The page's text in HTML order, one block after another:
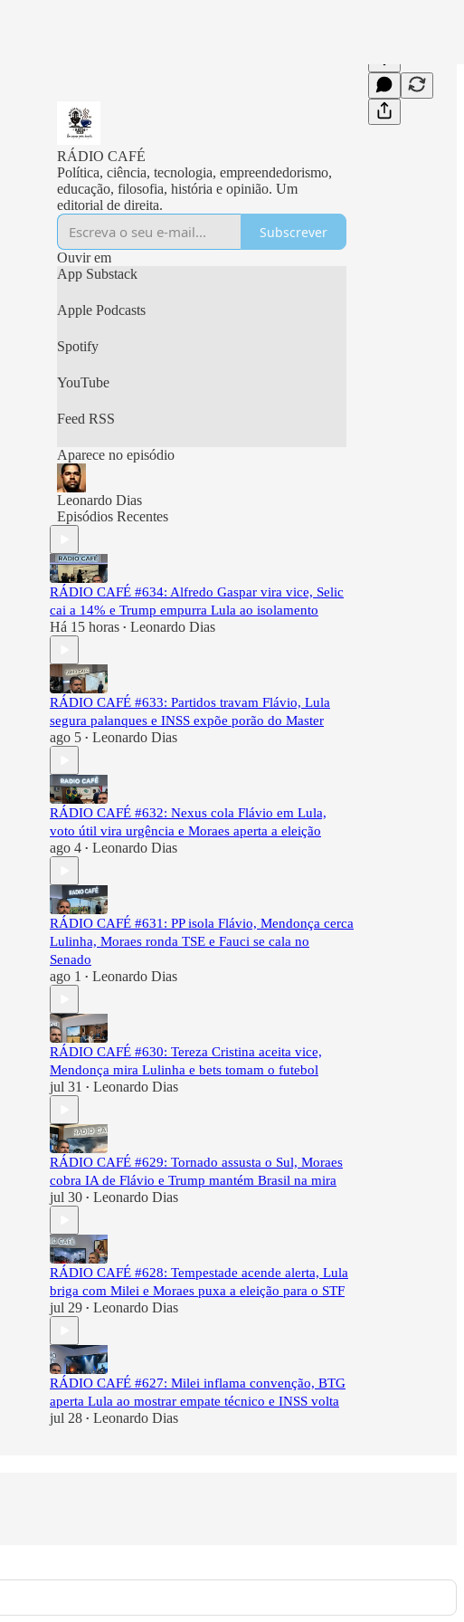
RÁDIO CAFÉ
Política, ciência, tecnologia, empreendedorismo,
educação, filosofia, história e opinião. Um
editorial de direita.
Subscrever
Ouvir em
App Substack
Apple Podcasts
Spotify
YouTube
Feed RSS
Aparece no episódio
Leonardo Dias
Episódios Recentes
RÁDIO CAFÉ #634: Alfredo Gaspar vira vice, Selic
cai a 14% e Trump empurra Lula ao isolamento
Há 15 horas • Leonardo Dias
RÁDIO CAFÉ #633: Partidos travam Flávio, Lula
segura palanques e INSS expõe porão do Master
ago 5 • Leonardo Dias
RÁDIO CAFÉ #632: Nexus cola Flávio em Lula,
voto útil vira urgência e Moraes aperta a eleição
ago 4 • Leonardo Dias
RÁDIO CAFÉ #631: PP isola Flávio, Mendonça cerca
Lulinha, Moraes ronda TSE e Fauci se cala no
Senado
ago 1 • Leonardo Dias
RÁDIO CAFÉ #630: Tereza Cristina aceita vice,
Mendonça mira Lulinha e bets tomam o futebol
jul 31 • Leonardo Dias
RÁDIO CAFÉ #629: Tornado assusta o Sul, Moraes
cobra IA de Flávio e Trump mantém Brasil na mira
jul 30 • Leonardo Dias
RÁDIO CAFÉ #628: Tempestade acende alerta, Lula
briga com Milei e Moraes puxa a eleição para o STF
jul 29 • Leonardo Dias
RÁDIO CAFÉ #627: Milei inflama convenção, BTG
aperta Lula ao mostrar empate técnico e INSS volta
jul 28 • Leonardo Dias